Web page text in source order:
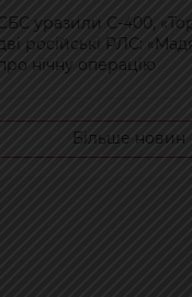
уразили С-400,
російські РЛС:
нічну операцію
Більше новин